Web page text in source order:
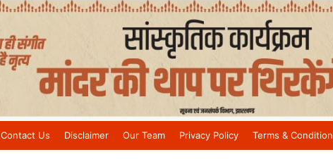
Contact Us Disclaimer Our Team Privacy Policy Terms & Condition